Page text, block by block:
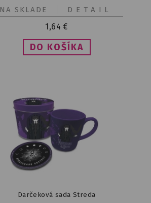
1,64 €
DETAIL
NA SKLADE
Darčeková sada Streda